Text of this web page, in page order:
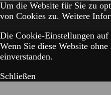
Um die Website für Sie zu
von Cookies zu. Weitere
Die Cookie-Einstellungen auf
Wenn Sie diese Website
einverstanden.
Schließen